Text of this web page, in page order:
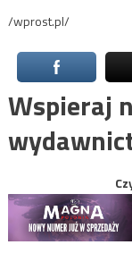
/wprost.pl/
Wspieraj